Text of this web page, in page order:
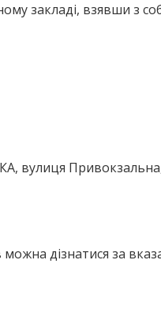
закладі, взявши з
вулиця
дізнатися за